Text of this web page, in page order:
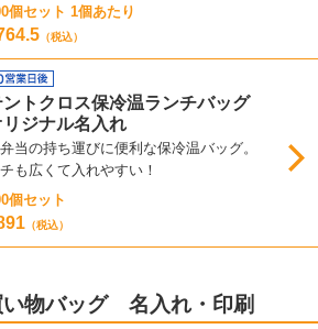
個セット 1個あたり
（税込）
ントクロス保冷温ランチバッグ
リジナル名入れ
当の持ち運びに便利な保冷温バッグ。
も広くて入れやすい！
個セット
（税込）
い物バッグ 名入れ・印刷